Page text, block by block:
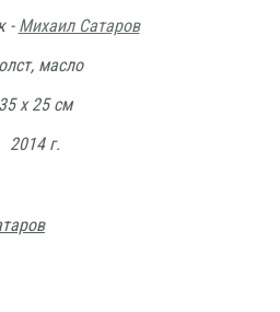
- Михаил Сатаров
масло
35 х 25 см
2014 г.